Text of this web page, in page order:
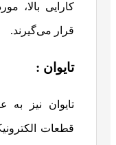
کارایی بالا،
قرار می‌گیرند.
تایوان :
تایوان نیز به
قطعات